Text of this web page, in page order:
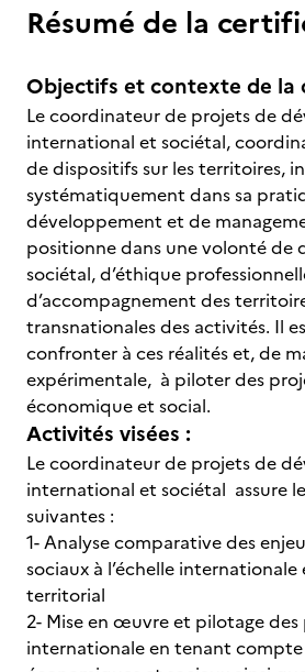
Résumé de la
Objectifs et contexte de
Le coordinateur de projets de
international et sociétal,
de dispositifs sur les territoires,
systématiquement dans sa
développement et de
positionne dans une volonté de
sociétal, d’éthique
d’accompagnement des
transnationales des activités. Il
confronter à ces réalités et, de
expérimentale, à piloter des
économique et social.
Activités visées :
Le coordinateur de projets de
international et sociétal assure
suivantes :
1- Analyse comparative des
sociaux à l’échelle internationale
territorial
2- Mise en œuvre et pilotage des
internationale en tenant compte